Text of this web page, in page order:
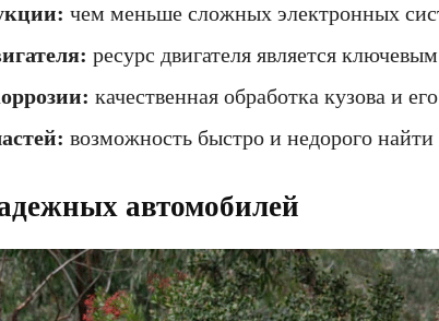
чем меньше сложных электронных
ресурс двигателя является
качественная обработка кузова и
возможность быстро и недорого
автомобилей